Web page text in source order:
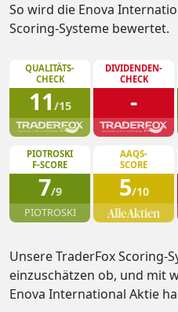
So wird die Enova
Scoring-Systeme bewertet.
QUALITÄTS-
CHECK
11 /15
DIVIDENDEN-
CHECK
-
PIOTROSKI
F-SCORE
7/9
PIOTROSKI
AAQS-
SCORE
5/10
Unsere TraderFox Scoring-
einzuschätzen ob, und mit
Enova International Aktie